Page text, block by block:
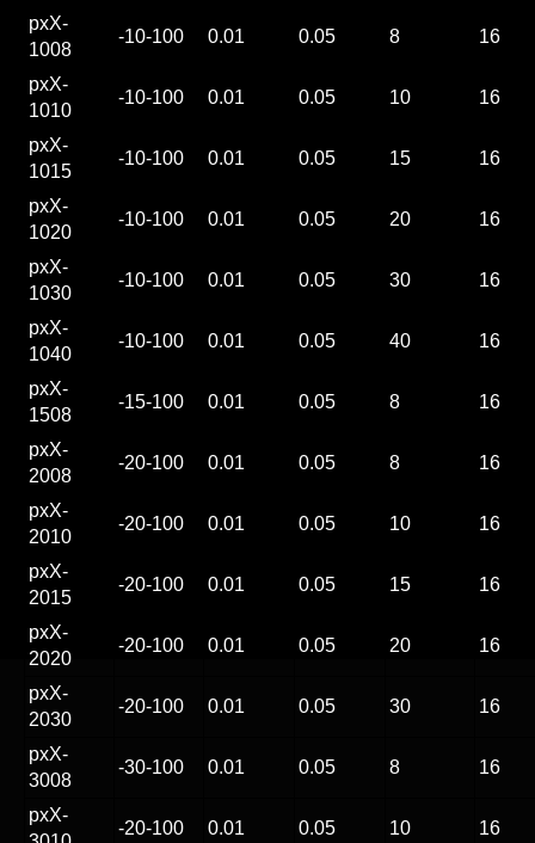
pxX-
1008
-10-100 0.01 0.05 8 16
pxX-
1010
-10-100 0.01 0.05 10 16
pxX-
1015
-10-100 0.01 0.05 15 16
pxX-
1020
-10-100 0.01 0.05 20 16
pxX-
1030
-10-100 0.01 0.05 30 16
pxX-
1040
-10-100 0.01 0.05 40 16
pxX-
1508
-15-100 0.01 0.05 8 16
pxX-
2008
-20-100 0.01 0.05 8 16
pxX-
2010
-20-100 0.01 0.05 10 16
pxX-
2015
-20-100 0.01 0.05 15 16
pxX-
2020
-20-100 0.01 0.05 20 16
pxX-
2030
-20-100 0.01 0.05 30 16
pxX-
3008
-30-100 0.01 0.05 8 16
pxX-
-20-100 0.01 0.05 10 16